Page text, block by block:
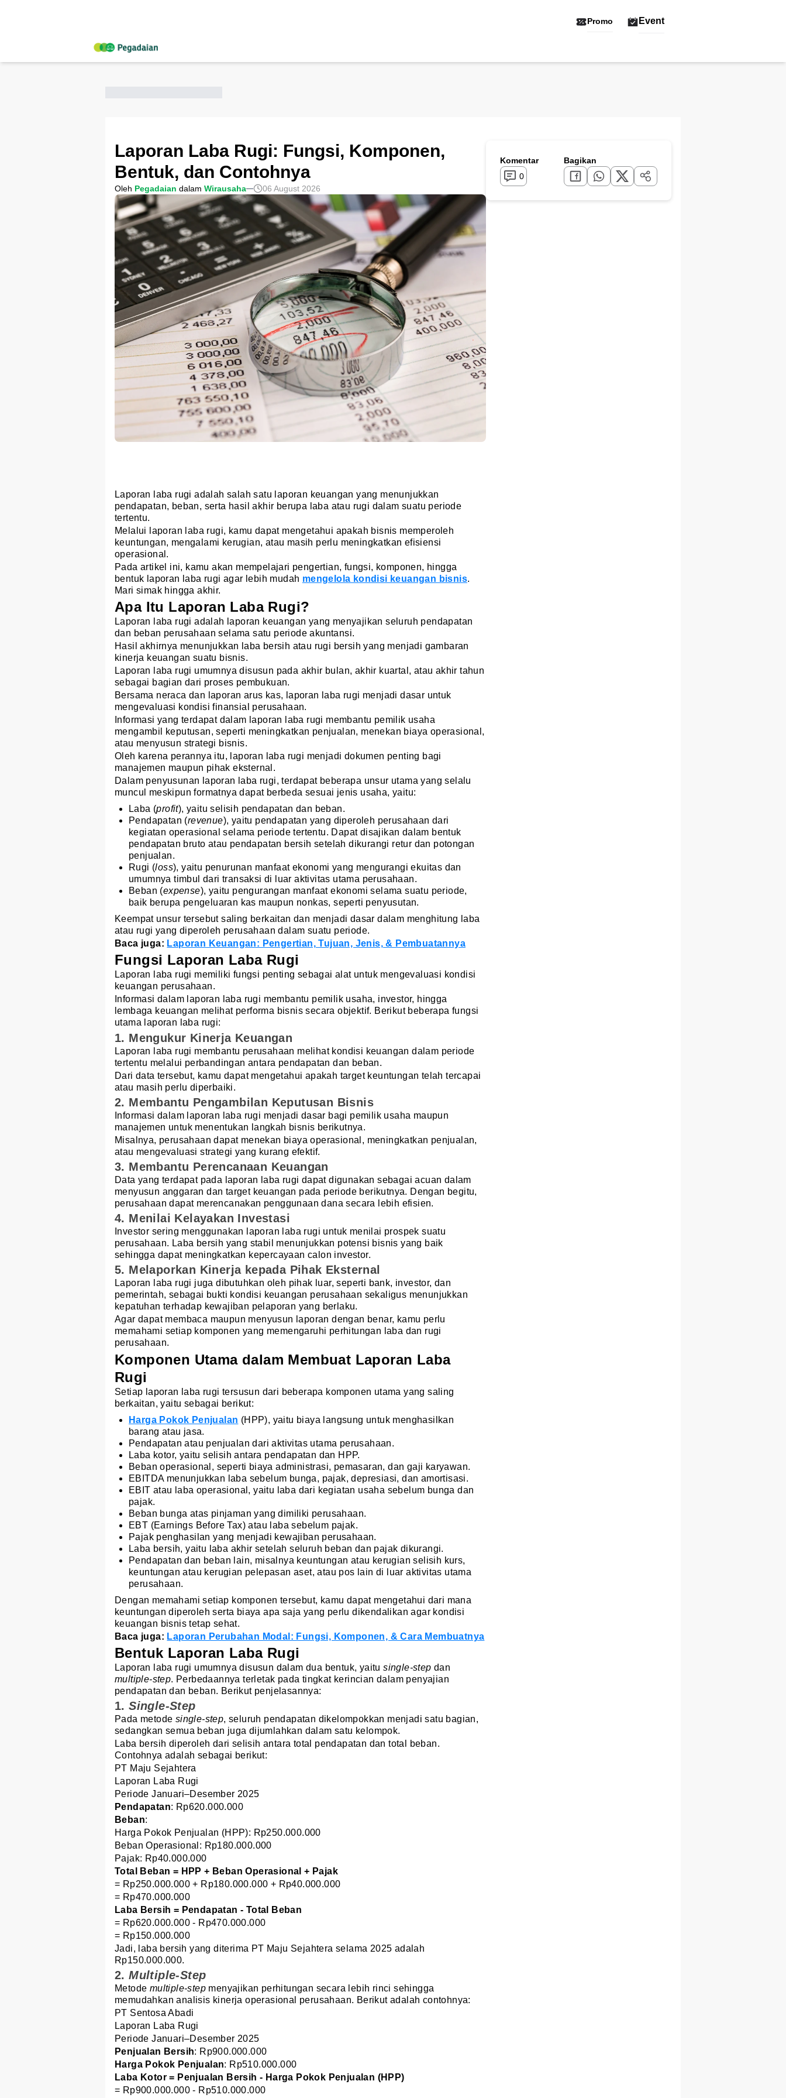
Promo Event
Laporan Laba Rugi: Fungsi, Komponen,
Bentuk, dan Contohnya
Oleh Pegadaian dalam Wirausaha 06 August 2026
Laporan laba rugi adalah salah satu laporan keuangan yang menunjukkan
pendapatan, beban, serta hasil akhir berupa laba atau rugi dalam suatu periode
tertentu.
Melalui laporan laba rugi, kamu dapat mengetahui apakah bisnis memperoleh
keuntungan, mengalami kerugian, atau masih perlu meningkatkan efisiensi
operasional.
Pada artikel ini, kamu akan mempelajari pengertian, fungsi, komponen, hingga
bentuk laporan laba rugi agar lebih mudah mengelola kondisi keuangan bisnis.
Mari simak hingga akhir.
Apa Itu Laporan Laba Rugi?
Laporan laba rugi adalah laporan keuangan yang menyajikan seluruh pendapatan
dan beban perusahaan selama satu periode akuntansi.
Hasil akhirnya menunjukkan laba bersih atau rugi bersih yang menjadi gambaran
kinerja keuangan suatu bisnis.
Laporan laba rugi umumnya disusun pada akhir bulan, akhir kuartal, atau akhir tahun
sebagai bagian dari proses pembukuan.
Bersama neraca dan laporan arus kas, laporan laba rugi menjadi dasar untuk
mengevaluasi kondisi finansial perusahaan.
Informasi yang terdapat dalam laporan laba rugi membantu pemilik usaha
mengambil keputusan, seperti meningkatkan penjualan, menekan biaya operasional,
atau menyusun strategi bisnis.
Oleh karena perannya itu, laporan laba rugi menjadi dokumen penting bagi
manajemen maupun pihak eksternal.
Dalam penyusunan laporan laba rugi, terdapat beberapa unsur utama yang selalu
muncul meskipun formatnya dapat berbeda sesuai jenis usaha, yaitu:
Laba (profit), yaitu selisih pendapatan dan beban.
Pendapatan (revenue), yaitu pendapatan yang diperoleh perusahaan dari
kegiatan operasional selama periode tertentu. Dapat disajikan dalam bentuk
pendapatan bruto atau pendapatan bersih setelah dikurangi retur dan potongan
penjualan.
Rugi (loss), yaitu penurunan manfaat ekonomi yang mengurangi ekuitas dan
umumnya timbul dari transaksi di luar aktivitas utama perusahaan.
Beban (expense), yaitu pengurangan manfaat ekonomi selama suatu periode,
baik berupa pengeluaran kas maupun nonkas, seperti penyusutan.
Keempat unsur tersebut saling berkaitan dan menjadi dasar dalam menghitung laba
atau rugi yang diperoleh perusahaan dalam suatu periode.
Baca juga: Laporan Keuangan: Pengertian, Tujuan, Jenis, & Pembuatannya
Fungsi Laporan Laba Rugi
Laporan laba rugi memiliki fungsi penting sebagai alat untuk mengevaluasi kondisi
keuangan perusahaan.
Informasi dalam laporan laba rugi membantu pemilik usaha, investor, hingga
lembaga keuangan melihat performa bisnis secara objektif. Berikut beberapa fungsi
utama laporan laba rugi:
1. Mengukur Kinerja Keuangan
Laporan laba rugi membantu perusahaan melihat kondisi keuangan dalam periode
tertentu melalui perbandingan antara pendapatan dan beban.
Dari data tersebut, kamu dapat mengetahui apakah target keuntungan telah tercapai
atau masih perlu diperbaiki.
2. Membantu Pengambilan Keputusan Bisnis
Informasi dalam laporan laba rugi menjadi dasar bagi pemilik usaha maupun
manajemen untuk menentukan langkah bisnis berikutnya.
Misalnya, perusahaan dapat menekan biaya operasional, meningkatkan penjualan,
atau mengevaluasi strategi yang kurang efektif.
3. Membantu Perencanaan Keuangan
Data yang terdapat pada laporan laba rugi dapat digunakan sebagai acuan dalam
menyusun anggaran dan target keuangan pada periode berikutnya. Dengan begitu,
perusahaan dapat merencanakan penggunaan dana secara lebih efisien.
4. Menilai Kelayakan Investasi
Investor sering menggunakan laporan laba rugi untuk menilai prospek suatu
perusahaan. Laba bersih yang stabil menunjukkan potensi bisnis yang baik
sehingga dapat meningkatkan kepercayaan calon investor.
5. Melaporkan Kinerja kepada Pihak Eksternal
Laporan laba rugi juga dibutuhkan oleh pihak luar, seperti bank, investor, dan
pemerintah, sebagai bukti kondisi keuangan perusahaan sekaligus menunjukkan
kepatuhan terhadap kewajiban pelaporan yang berlaku.
Agar dapat membaca maupun menyusun laporan dengan benar, kamu perlu
memahami setiap komponen yang memengaruhi perhitungan laba dan rugi
perusahaan.
Komponen Utama dalam Membuat Laporan Laba
Rugi
Setiap laporan laba rugi tersusun dari beberapa komponen utama yang saling
berkaitan, yaitu sebagai berikut:
Harga Pokok Penjualan (HPP), yaitu biaya langsung untuk menghasilkan
barang atau jasa.
Pendapatan atau penjualan dari aktivitas utama perusahaan.
Laba kotor, yaitu selisih antara pendapatan dan HPP.
Beban operasional, seperti biaya administrasi, pemasaran, dan gaji karyawan.
EBITDA menunjukkan laba sebelum bunga, pajak, depresiasi, dan amortisasi.
EBIT atau laba operasional, yaitu laba dari kegiatan usaha sebelum bunga dan
pajak.
Beban bunga atas pinjaman yang dimiliki perusahaan.
EBT (Earnings Before Tax) atau laba sebelum pajak.
Pajak penghasilan yang menjadi kewajiban perusahaan.
Laba bersih, yaitu laba akhir setelah seluruh beban dan pajak dikurangi.
Pendapatan dan beban lain, misalnya keuntungan atau kerugian selisih kurs,
keuntungan atau kerugian pelepasan aset, atau pos lain di luar aktivitas utama
perusahaan.
Dengan memahami setiap komponen tersebut, kamu dapat mengetahui dari mana
keuntungan diperoleh serta biaya apa saja yang perlu dikendalikan agar kondisi
keuangan bisnis tetap sehat.
Baca juga: Laporan Perubahan Modal: Fungsi, Komponen, & Cara Membuatnya
Bentuk Laporan Laba Rugi
Laporan laba rugi umumnya disusun dalam dua bentuk, yaitusingle-step dan
multiple-step. Perbedaannya terletak pada tingkat kerincian dalam penyajian
pendapatan dan beban. Berikut penjelasannya:
1.Single-Step
Pada metode single-step, seluruh pendapatan dikelompokkan menjadi satu bagian,
sedangkan semua beban juga dijumlahkan dalam satu kelompok.
Laba bersih diperoleh dari selisih antara total pendapatan dan total beban.
Contohnya adalah sebagai berikut:
PT Maju Sejahtera
Laporan Laba Rugi
Periode Januari–Desember 2025
Pendapatan: Rp620.000.000
Beban:
Harga Pokok Penjualan (HPP): Rp250.000.000
Beban Operasional: Rp180.000.000
Pajak: Rp40.000.000
Total Beban = HPP + Beban Operasional + Pajak
= Rp250.000.000 + Rp180.000.000 + Rp40.000.000
= Rp470.000.000
Laba Bersih = Pendapatan - Total Beban
= Rp620.000.000 - Rp470.000.000
= Rp150.000.000
Jadi, laba bersih yang diterima PT Maju Sejahtera selama 2025 adalah
Rp150.000.000.
2.Multiple-Step
Metode multiple-step menyajikan perhitungan secara lebih rinci sehingga
memudahkan analisis kinerja operasional perusahaan. Berikut adalah contohnya:
PT Sentosa Abadi
Laporan Laba Rugi
Periode Januari–Desember 2025
Penjualan Bersih: Rp900.000.000
Harga Pokok Penjualan: Rp510.000.000
Laba Kotor = Penjualan Bersih - Harga Pokok Penjualan (HPP)
= Rp900.000.000 - Rp510.000.000
Komentar
0
Bagikan